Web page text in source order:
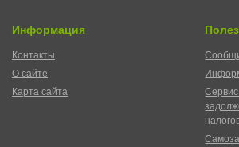
Информация
Контакты
О сайте
Карта сайта